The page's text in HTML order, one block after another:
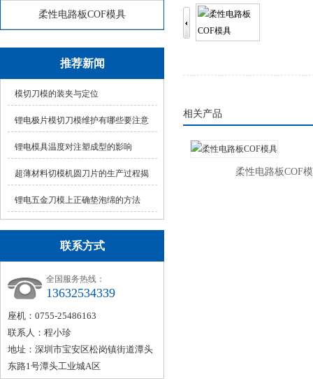
柔性电路板COF模具
推荐新闻
模切刀模的装夹与定位
锂电极片模切刀模维护有哪些要注意
的？
锂电模具温度对注塑成型的影响
超薄材料切模机圆刀片的生产过程揭
秘！高精度圆刀
锂电五金刀模上正确垫泡绵的方法
联系方式
全国服务热线：
13632534339
座机：0755-25486163
联系人：程小珍
地址：深圳市宝安区松岗镇街道潭头
东路1号潭头工业城A区
相关产品
柔性电路板COF